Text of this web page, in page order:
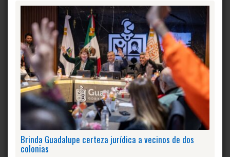
Brinda Guadalupe certeza jurídica a vecinos de dos
colonias